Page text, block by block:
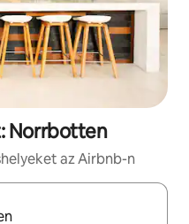
Norrbotten
az Airbnb-n
és a lefelé nyíllal